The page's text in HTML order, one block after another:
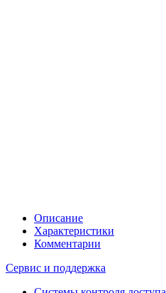
Описание
Характеристики
Комментарии
Сервис и поддержка